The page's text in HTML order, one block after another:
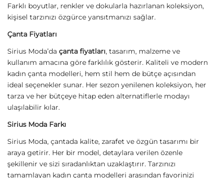
Farklı boyutlar, renkler ve dokularla hazırlanan koleksiyon,
kişisel tarzınızı özgürce yansıtmanızı sağlar.
Çanta Fiyatları
Sirius Moda’da çanta fiyatları, tasarım, malzeme ve
kullanım amacına göre farklılık gösterir. Kaliteli ve modern
kadın çanta modelleri, hem stil hem de bütçe açısından
ideal seçenekler sunar. Her sezon yenilenen koleksiyon, her
tarza ve her bütçeye hitap eden alternatiflerle modayı
ulaşılabilir kılar.
Sirius Moda Farkı
Sirius Moda, çantada kalite, zarafet ve özgün tasarımı bir
araya getirir. Her bir model, detaylara verilen özenle
şekillenir ve sizi sıradanlıktan uzaklaştırır. Tarzınızı
tamamlayan kadın çanta modelleri arasından favorinizi